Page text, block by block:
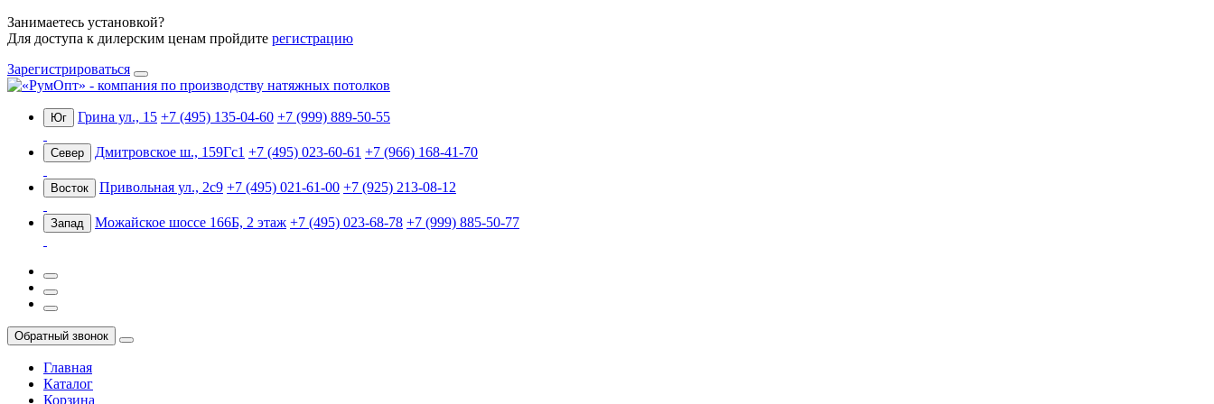
Занимаетесь установкой?
Для доступа к дилерским ценам пройдите регистрацию
Зарегистрироваться
Юг Грина ул., 15 +7 (495) 135-04-60 +7 (999) 889-50-55
Север Дмитровское ш., 159Гс1 +7 (495) 023-60-61 +7 (966) 168-41-70
Восток Привольная ул., 2с9 +7 (495) 021-61-00 +7 (925) 213-08-12
Запад Можайское шоссе 166Б, 2 этаж +7 (495) 023-68-78 +7 (999) 885-50-77
Обратный звонок
Главная
Каталог
Корзина